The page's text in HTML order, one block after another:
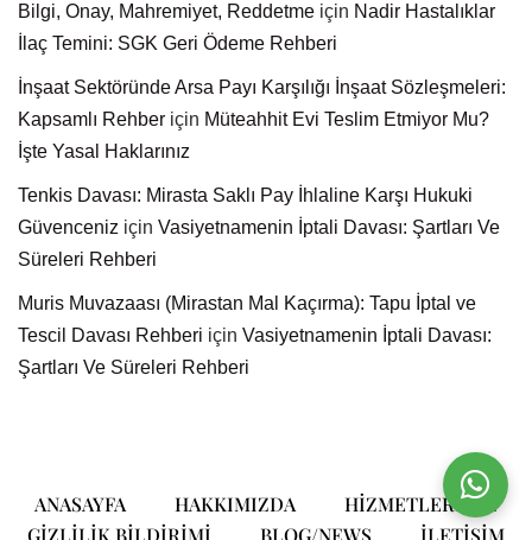
Bilgi, Onay, Mahremiyet, Reddetme için Nadir Hastalıklar
İlaç Temini: SGK Geri Ödeme Rehberi
İnşaat Sektöründe Arsa Payı Karşılığı İnşaat Sözleşmeleri:
Kapsamlı Rehber için Müteahhit Evi Teslim Etmiyor Mu?
İşte Yasal Haklarınız
Tenkis Davası: Mirasta Saklı Pay İhlaline Karşı Hukuki
Güvenceniz için Vasiyetnamenin İptali Davası: Şartları Ve
Süreleri Rehberi
Muris Muvazaası (Mirastan Mal Kaçırma): Tapu İptal ve
Tescil Davası Rehberi için Vasiyetnamenin İptali Davası:
Şartları Ve Süreleri Rehberi
ANASAYFA HAKKIMIZDA
HIZMETLERIMIZ
GIZLILIK BILDIRIMI
BLOG/NEWS ILETIŞIM